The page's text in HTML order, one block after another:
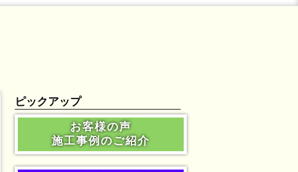
ピックアップ
お客様の声
施工事例のご紹介